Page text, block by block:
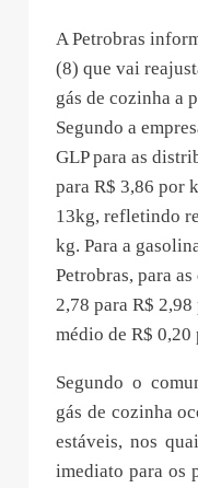
A Petrobras
(8) que vai
gás de cozinha a
Segundo a
GLP para as
para R$ 3,86 por
13kg, refletindo
kg. Para a
Petrobras, para
2,78 para R$
médio de R$
Segundo o
gás de cozinha
estáveis, nos
imediato para os